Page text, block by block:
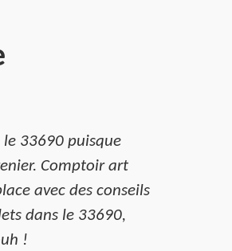
33690 puisque
Comptoir art
avec des conseils
dans le 33690,
!